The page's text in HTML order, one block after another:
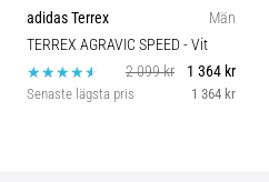
adidas Terrex
Män
TERREX AGRAVIC SPEED - Vit
2 099 kr
1 364 kr
Senaste lägsta pris 1 364 kr